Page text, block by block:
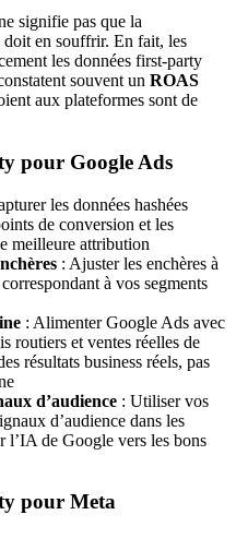
signifie pas que la
doit en souffrir. En fait, les
les données first-party
souvent un ROAS
aux plateformes sont de
pour Google Ads
les données hashées
de conversion et les
meilleure attribution
: Ajuster les enchères à
à vos segments
: Alimenter Google Ads avec
routiers et ventes réelles de
résultats business réels, pas
d’audience : Utiliser vos
d’audience dans les
l’IA de Google vers les bons
pour Meta